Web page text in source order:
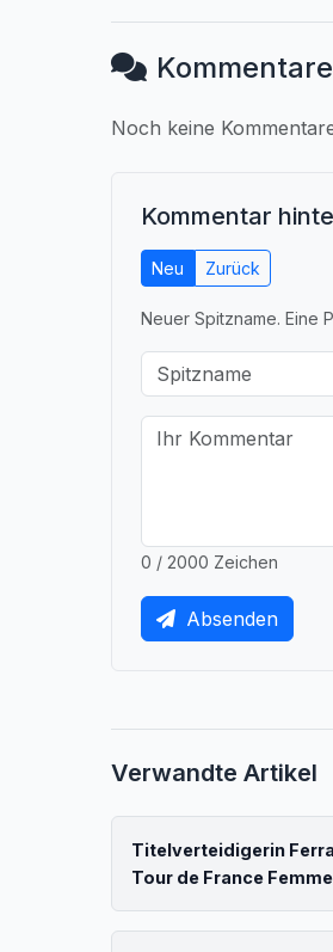
Kommentare
Noch keine
Kommentar
Neu Zurück
Neuer Spitzname. Eine
0 / 2000 Zeichen
Absenden
Verwandte Artikel
Titelverteidigerin
Tour de France